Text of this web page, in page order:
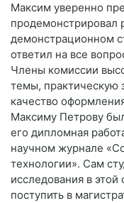
Максим уверенно
продемонстрировал
демонстрационном
ответил на все
Члены комиссии
темы, практическую
качество
Максиму Петрову
его дипломная
научном журнале
технологии». Сам
исследования в
поступить в